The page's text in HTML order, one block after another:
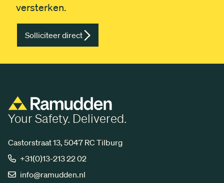
versterken.
Solliciteer direct
Your Safety. Delivered.
Castorstraat 13, 5047 RC Tilburg
+31(0)13-213 22 02
info@ramudden.nl